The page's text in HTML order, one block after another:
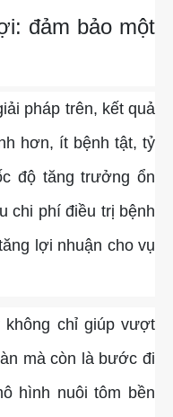
đảm bảo một
pháp trên, kết quả
hơn, ít bệnh tật, tỷ
độ tăng trưởng ổn
chi phí điều trị bệnh
lợi nhuận cho vụ
chỉ giúp vượt
mà còn là bước đi
hình nuôi tôm bền